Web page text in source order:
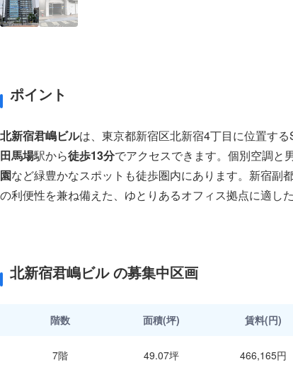
ポイント
北新宿君嶋ビルは、東京都新宿区北新宿4丁目に位置す
田馬場駅から徒歩13分でアクセスできます。個別空調と
園など緑豊かなスポットも徒歩圏内にあります。新宿副
の利便性を兼ね備えた、ゆとりあるオフィス拠点に適した
北新宿君嶋ビル の募集中区画
階数 面積(坪) 賃料(円)
7階 49.07坪 466,165円